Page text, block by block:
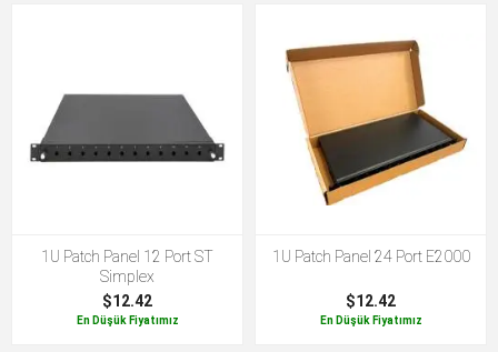
1U Patch Panel 12 Port ST
Simplex
$12.42
En Düşük Fiyatımız
1U Patch Panel 24 Port E2000
$12.42
En Düşük Fiyatımız